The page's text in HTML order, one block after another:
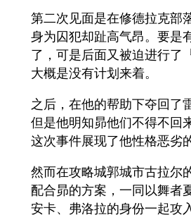
第二次见面是在修德拉克部
身为囚犯却趾高气昂。要是
了，可是后面又被迫进行了
大概是没有计划来着。
之后，在他的帮助下夺回了
但是他明知昴他们不得不回
这次事件展现了他性格恶劣
然而在攻略城郭城市古拉尔
配合昴的方案，一同以舞者
安卡、弗洛拉的身份一起攻